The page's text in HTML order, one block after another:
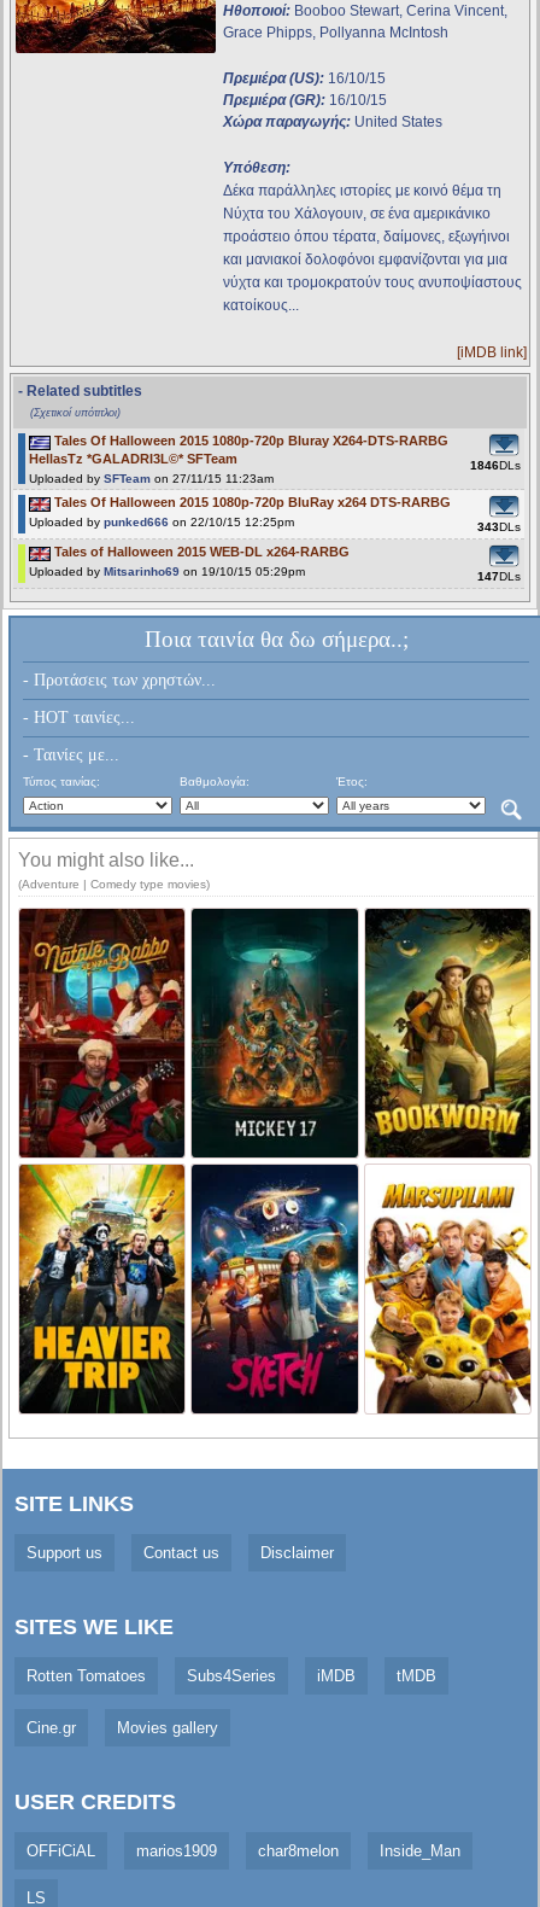
Ηθοποιοί: Booboo Stewart, Cerina Vincent,
Grace Phipps, Pollyanna McIntosh
Πρεμιέρα (US): 16/10/15
Πρεμιέρα (GR): 16/10/15
Χώρα παραγωγής: United States
Υπόθεση:
Δέκα παράλληλες ιστορίες με κοινό θέμα τη
Νύχτα του Χάλογουιν, σε ένα αμερικάνικο
προάστειο όπου τέρατα, δαίμονες, εξωγήινοι
και μανιακοί δολοφόνοι εμφανίζονται για μια
νύχτα και τρομοκρατούν τους ανυποψίαστους
κατοίκους...
[iMDB link]
- Related subtitles
(Σχετικοί υπότιτλοι)
Tales Of Halloween 2015 1080p-720p Bluray X264-DTS-RARBG
HellasTz *GALADRI3L©* SFTeam
Uploaded by SFTeam on 27/11/15 11:23am
1846DLs
Tales Of Halloween 2015 1080p-720p BluRay x264 DTS-RARBG
Uploaded by punked666 on 22/10/15 12:25pm 343DLs
Tales of Halloween 2015 WEB-DL x264-RARBG
Uploaded by Mitsarinho69 on 19/10/15 05:29pm 147DLs
Ποια ταινία θα δω σήμερα..;
- Προτάσεις των χρηστών...
- HOT ταινίες...
- Ταινίες με...
Τύπος ταινίας: Βαθμολογία: Έτος:
You might also like...
(Adventure | Comedy type movies)
SITE LINKS
Support us Contact us Disclaimer
SITES WE LIKE
Rotten Tomatoes Subs4Series iMDB tMDB
Cine.gr Movies gallery
USER CREDITS
OFFiCiAL marios1909 char8melon Inside_Man
LS